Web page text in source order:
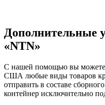
Дополнительные
«NTN»
С нашей помощью вы можете
США любые виды товаров
отправить в составе
контейнер исключительно